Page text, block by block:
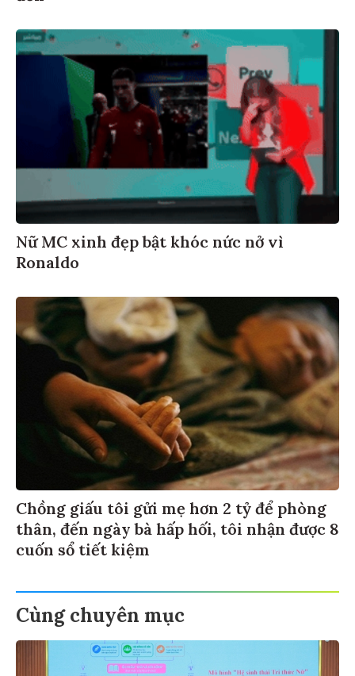
Nữ MC xinh đẹp bật khóc nức nở vì
Ronaldo
Chồng giấu tôi gửi mẹ hơn 2 tỷ để phòng
thân, đến ngày bà hấp hối, tôi nhận được 8
cuốn sổ tiết kiệm
Cùng chuyên mục